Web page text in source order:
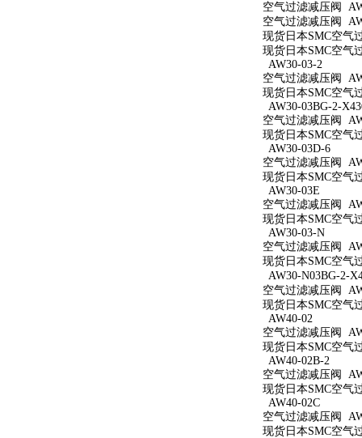
空气过滤减压阀
空气过滤减压阀
现货日本SMC空气
现货日本SMC空气
AW30-03-2
空气过滤减压阀
现货日本SMC空气
AW30-03BG-2-
空气过滤减压阀
现货日本SMC空气
AW30-03D-6
空气过滤减压阀
现货日本SMC空气
AW30-03E
空气过滤减压阀
现货日本SMC空气
AW30-03-N
空气过滤减压阀
现货日本SMC空气
AW30-N03BG-2-
空气过滤减压阀
现货日本SMC空气
AW40-02
空气过滤减压阀
现货日本SMC空气
AW40-02B-2
空气过滤减压阀
现货日本SMC空气
AW40-02C
空气过滤减压阀
现货日本SMC空气